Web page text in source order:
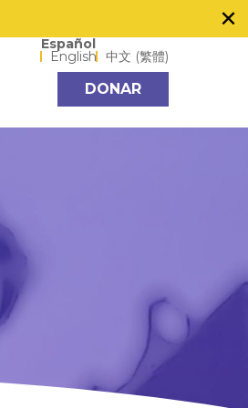
×
Language options
Español
English 中文 (繁體)
DONAR